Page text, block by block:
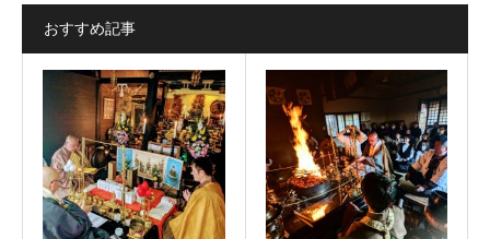
おすすめ記事